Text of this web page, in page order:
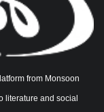
from Monsoon
literature and social